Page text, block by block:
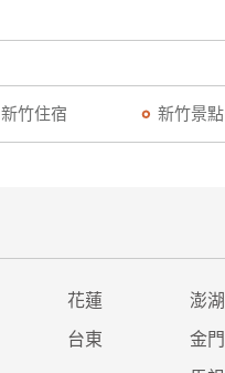
新竹住宿 新竹景點
花蓮 澎湖
台東 金門